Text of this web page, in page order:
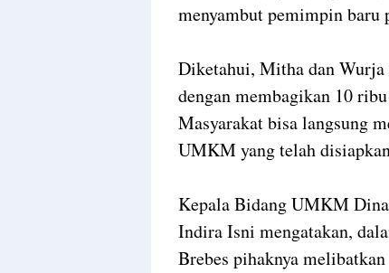
menyambut pemimpin baru
Diketahui, Mitha dan Wurja
dengan membagikan 10
Masyarakat bisa langsung
UMKM yang telah
Kepala Bidang UMKM
Indira Isni mengatakan,
Brebes pihaknya